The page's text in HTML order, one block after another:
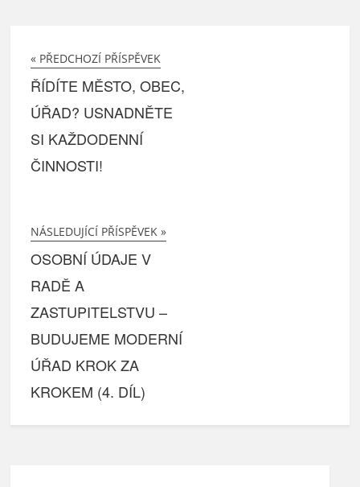
« PŘEDCHOZÍ PŘÍSPĚVEK
ŘÍDÍTE MĚSTO, OBEC,
ÚŘAD? USNADNĚTE
SI KAŽDODENNÍ
ČINNOSTI!
NÁSLEDUJÍCÍ PŘÍSPĚVEK »
OSOBNÍ ÚDAJE V
RADĚ A
ZASTUPITELSTVU –
BUDUJEME MODERNÍ
ÚŘAD KROK ZA
KROKEM (4. DÍL)